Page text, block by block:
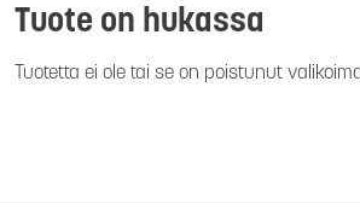
Tuote on hukassa
Tuotetta ei ole tai se on poistunut